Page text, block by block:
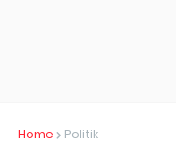
Home Politik